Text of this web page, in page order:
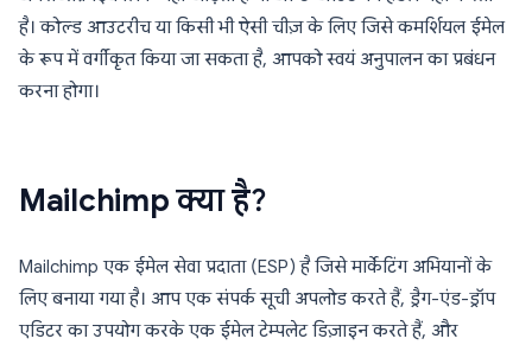
है। कोल्ड आउटरीच या किसी भी ऐसी चीज़ के लिए जिसे कमर्शियल ईमेल
के रूप में वर्गीकृत किया जा सकता है, आपको स्वयं अनुपालन का प्रबंधन
करना होगा।
Mailchimp क्या है?
Mailchimp एक ईमेल सेवा प्रदाता (ESP) है जिसे मार्केटिंग अभियानों के
लिए बनाया गया है। आप एक संपर्क सूची अपलोड करते हैं, ड्रैग-एंड-ड्रॉप
एडिटर का उपयोग करके एक ईमेल टेम्पलेट डिज़ाइन करते हैं, और